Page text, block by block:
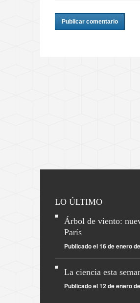
LO ÚLTIMO
Árbol de viento:
París
Publicado el 16 de enero
La ciencia esta
Publicado el 12 de enero